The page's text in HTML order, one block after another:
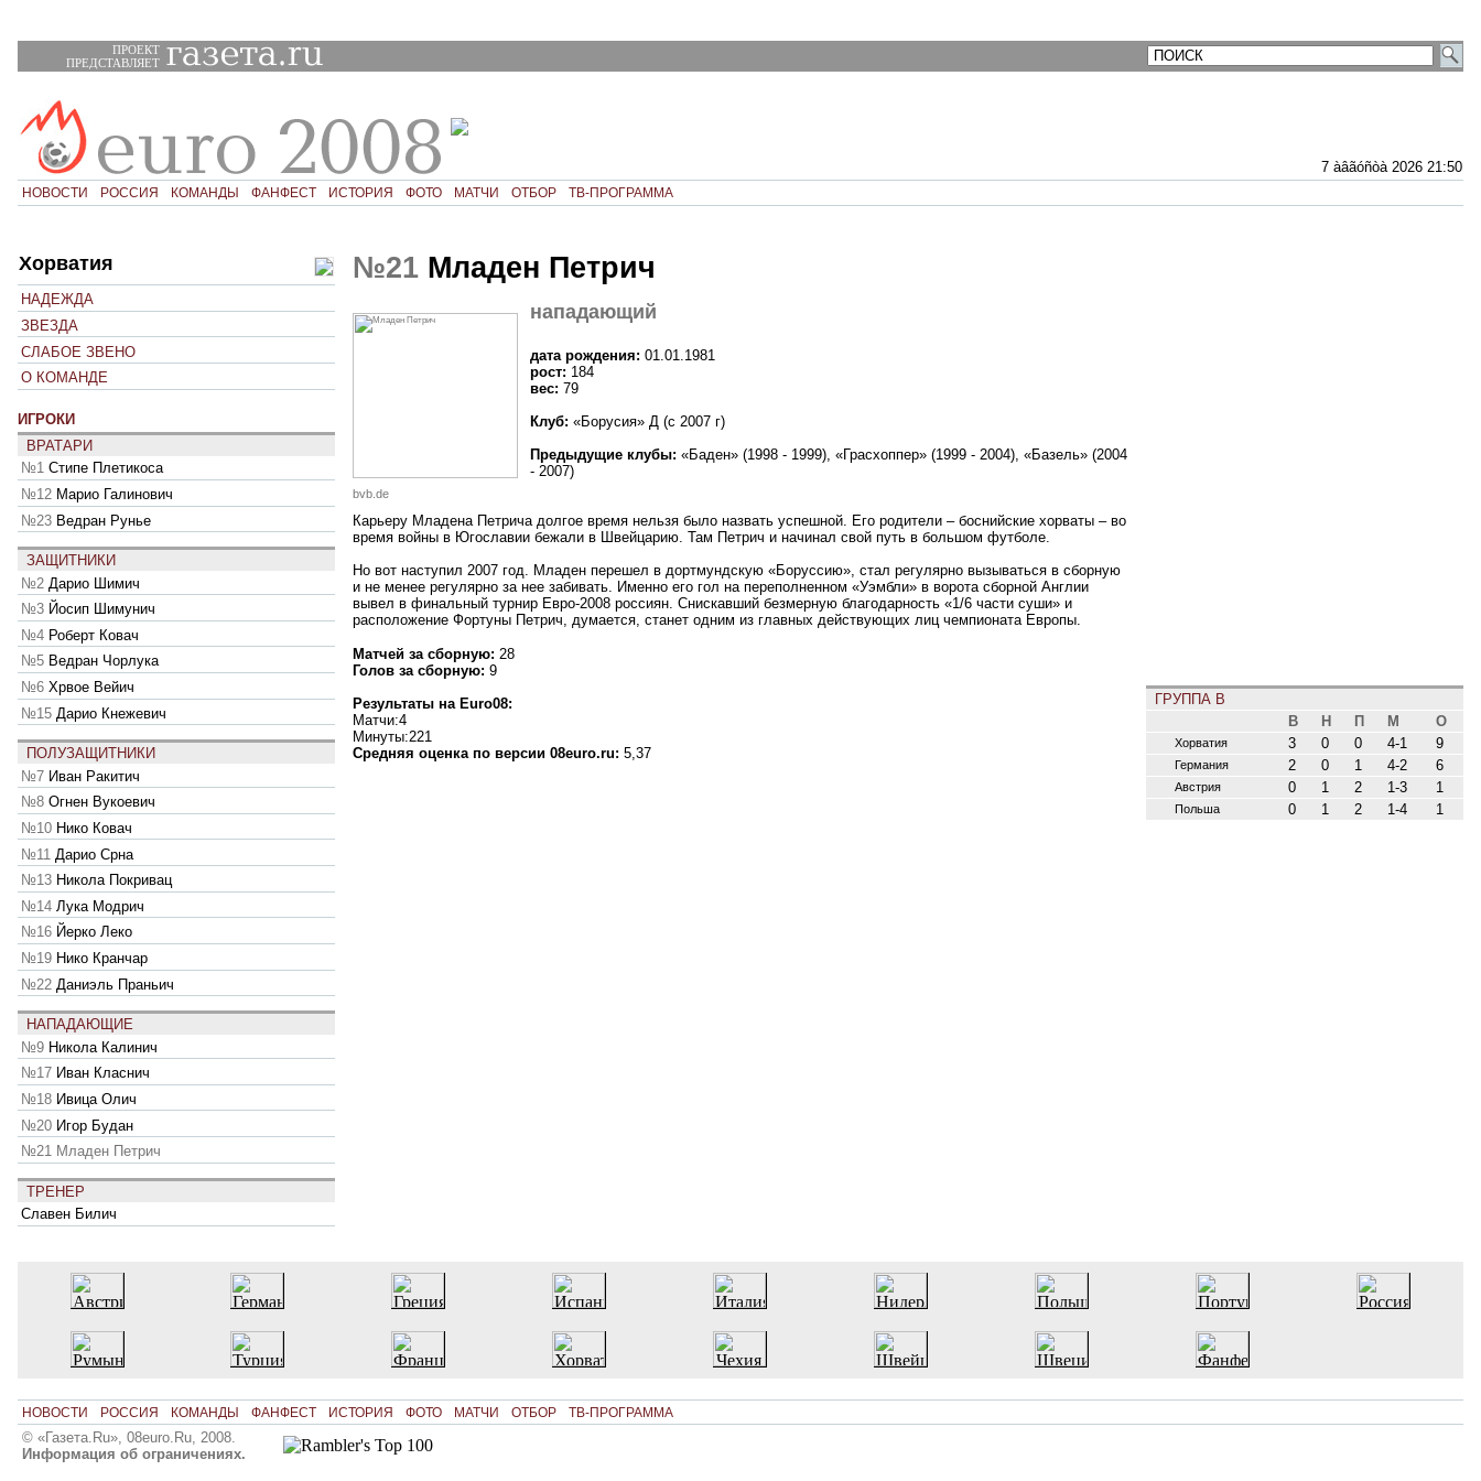
ПРОЕКТ
ПРЕДСТАВЛЯЕТ
7 àâãóñòà 2026 21:50
НОВОСТИ РОССИЯ КОМАНДЫ ФАНФЕСТ ИСТОРИЯ ФОТО МАТЧИ ОТБОР ТВ-ПРОГРАММА
Хорватия
НАДЕЖДА
ЗВЕЗДА
СЛАБОЕ ЗВЕНО
О КОМАНДЕ
ИГРОКИ
ВРАТАРИ
№1 Стипе Плетикоса
№12 Марио Галинович
№23 Ведран Рунье
ЗАЩИТНИКИ
№2 Дарио Шимич
№3 Йосип Шимунич
№4 Роберт Ковач
№5 Ведран Чорлука
№6 Хрвое Вейич
№15 Дарио Кнежевич
ПОЛУЗАЩИТНИКИ
№7 Иван Ракитич
№8 Огнен Вукоевич
№10 Нико Ковач
№11 Дарио Срна
№13 Никола Покривац
№14 Лука Модрич
№16 Йерко Леко
№19 Нико Кранчар
№22 Даниэль Праньич
НАПАДАЮЩИЕ
№9 Никола Калинич
№17 Иван Класнич
№18 Ивица Олич
№20 Игор Будан
№21 Младен Петрич
ТРЕНЕР
Славен Билич
№21 Младен Петрич
bvb.de
нападающий
дата рождения: 01.01.1981
рост: 184
вес: 79
Клуб: «Борусия» Д (с 2007 г)
Предыдущие клубы: «Баден» (1998 - 1999), «Грасхоппер» (1999 - 2004), «Базель» (2004
- 2007)
Карьеру Младена Петрича долгое время нельзя было назвать успешной. Его родители – боснийские хорваты – во
время войны в Югославии бежали в Швейцарию. Там Петрич и начинал свой путь в большом футболе.
Но вот наступил 2007 год. Младен перешел в дортмундскую «Боруссию», стал регулярно вызываться в сборную
и не менее регулярно за нее забивать. Именно его гол на переполненном «Уэмбли» в ворота сборной Англии
вывел в финальный турнир Евро-2008 россиян. Снискавший безмерную благодарность «1/6 части суши» и
расположение Фортуны Петрич, думается, станет одним из главных действующих лиц чемпионата Европы.
Матчей за сборную: 28
Голов за сборную: 9
Результаты на Euro08:
Матчи:4
Минуты:221
Средняя оценка по версии 08euro.ru: 5,37
ГРУППА B
В
Н П М О
Хорватия 3 0 0 4-1 9
Германия 2 0 1 4-2 6
Австрия 0 1 2 1-3 1
Польша 0 1 2 1-4 1
НОВОСТИ РОССИЯ КОМАНДЫ ФАНФЕСТ ИСТОРИЯ ФОТО МАТЧИ ОТБОР ТВ-ПРОГРАММА
© «Газета.Ru», 08euro.Ru, 2008.
Информация об ограничениях.